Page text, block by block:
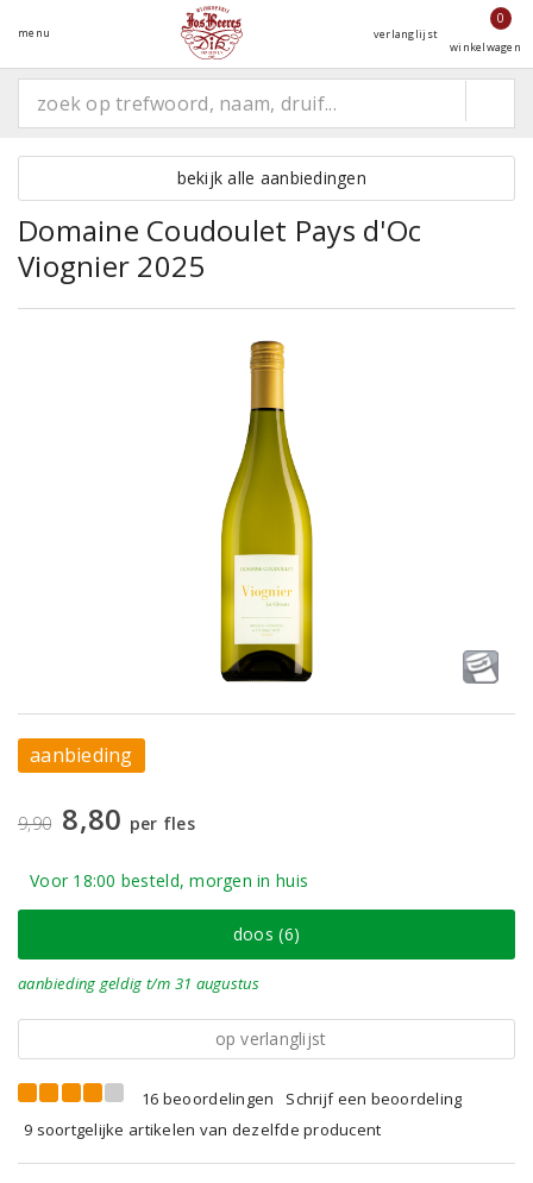
menu verlanglijst
0
winkelwagen
bekijk alle aanbiedingen
Domaine Coudoulet Pays d'Oc
Viognier 2025
aanbieding
9,90 8,80 per fles
Voor 18:00 besteld, morgen in huis
doos (6)
aanbieding geldig t/m 31 augustus
op verlanglijst
16 beoordelingen
Schrijf een beoordeling
9 soortgelijke artikelen van dezelfde producent